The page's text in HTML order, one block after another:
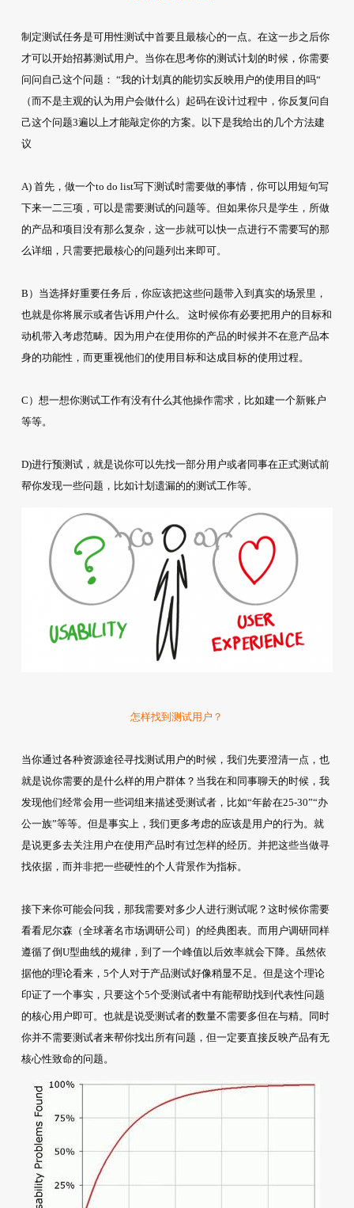
制定测试任务是可用性测试中首要且最核心的一点。在这一步之后你
才可以开始招募测试用户。当你在思考你的测试计划的时候，你需要
问问自己这个问题： “我的计划真的能切实反映用户的使用目的吗“
（而不是主观的认为用户会做什么）起码在设计过程中，你反复问自
己这个问题3遍以上才能敲定你的方案。以下是我给出的几个方法建
议
A) 首先，做一个to do list写下测试时需要做的事情，你可以用短句写
下来一二三项，可以是需要测试的问题等。但如果你只是学生，所做
的产品和项目没有那么复杂，这一步就可以快一点进行不需要写的那
么详细，只需要把最核心的问题列出来即可。
B）当选择好重要任务后，你应该把这些问题带入到真实的场景里，
也就是你将展示或者告诉用户什么。 这时候你有必要把用户的目标和
动机带入考虑范畴。因为用户在使用你的产品的时候并不在意产品本
身的功能性，而更重视他们的使用目标和达成目标的使用过程。
C）想一想你测试工作有没有什么其他操作需求，比如建一个新账户
等等。
D)进行预测试，就是说你可以先找一部分用户或者同事在正式测试前
帮你发现一些问题，比如计划遗漏的的测试工作等。
怎样找到测试用户？
当你通过各种资源途径寻找测试用户的时候，我们先要澄清一点，也
就是说你需要的是什么样的用户群体？当我在和同事聊天的时候，我
发现他们经常会用一些词组来描述受测试者，比如“年龄在25-30”“办
公一族”等等。但是事实上，我们更多考虑的应该是用户的行为。就
是说更多去关注用户在使用产品时有过怎样的经历。并把这些当做寻
找依据，而并非把一些硬性的个人背景作为指标。
接下来你可能会问我，那我需要对多少人进行测试呢？这时候你需要
看看尼尔森（全球著名市场调研公司）的经典图表。而用户调研同样
遵循了倒U型曲线的规律，到了一个峰值以后效率就会下降。虽然依
据他的理论看来，5个人对于产品测试好像稍显不足。但是这个理论
印证了一个事实，只要这个5个受测试者中有能帮助找到代表性问题
的核心用户即可。也就是说受测试者的数量不需要多但在与精。同时
你并不需要测试者来帮你找出所有问题，但一定要直接反映产品有无
核心性致命的问题。